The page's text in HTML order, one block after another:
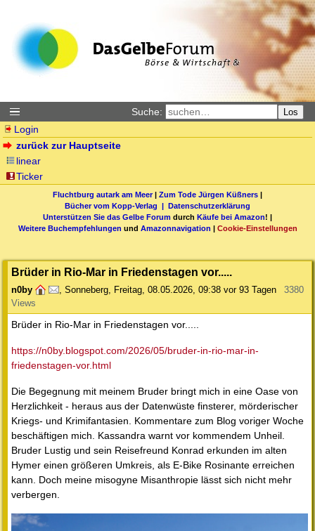
Suche: Los
Login
zurück zur Hauptseite
linear
Ticker
Fluchtburg autark am Meer| Zum Tode Jürgen Küßners |
Bücher vom Kopp-Verlag | Datenschutzerklärung
Unterstützen Sie das Gelbe Forum durch Käufe bei Amazon! |
Weitere Buchempfehlungen und Amazonnavigation | Cookie-Einstellungen
Brüder in Rio-Mar in Friedenstagen vor.....
n0by , Sonneberg, Freitag, 08.05.2026, 09:38 vor 93 Tagen
3380
Views
Brüder in Rio-Mar in Friedenstagen vor.....
https://n0by.blogspot.com/2026/05/bruder-in-rio-mar-in-
friedenstagen-vor.html
Die Begegnung mit meinem Bruder bringt mich in eine Oase von
Herzlichkeit - heraus aus der Datenwüste finsterer, mörderischer
Kriegs- und Krimifantasien. Kommentare zum Blog voriger Woche
beschäftigen mich. Kassandra warnt vor kommendem Unheil.
Bruder Lustig und sein Reisefreund Konrad erkunden im alten
Hymer einen größeren Umkreis, als E-Bike Rosinante erreichen
kann. Doch meine misogyne Misanthropie lässt sich nicht mehr
verbergen.